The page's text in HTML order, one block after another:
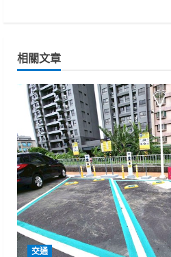
n
u
R
e
a
d
相關文章
交通